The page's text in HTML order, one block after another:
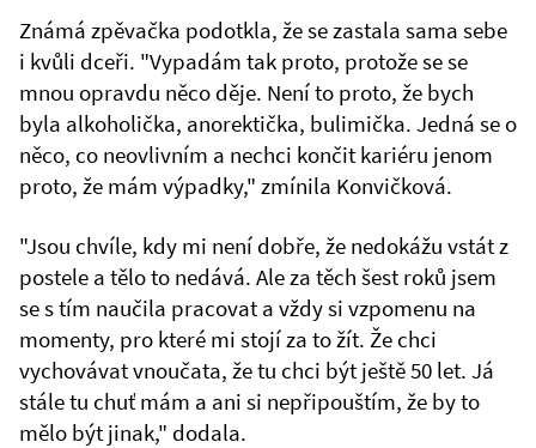
Známá zpěvačka podotkla, že se zastala sama sebe
i kvůli dceři. "Vypadám tak proto, protože se se
mnou opravdu něco děje. Není to proto, že bych
byla alkoholička, anorektička, bulimička. Jedná se o
něco, co neovlivním a nechci končit kariéru jenom
proto, že mám výpadky," zmínila Konvičková.
"Jsou chvíle, kdy mi není dobře, že nedokážu vstát z
postele a tělo to nedává. Ale za těch šest roků jsem
se s tím naučila pracovat a vždy si vzpomenu na
momenty, pro které mi stojí za to žít. Že chci
vychovávat vnoučata, že tu chci být ještě 50 let. Já
stále tu chuť mám a ani si nepřipouštím, že by to
mělo být jinak," dodala.